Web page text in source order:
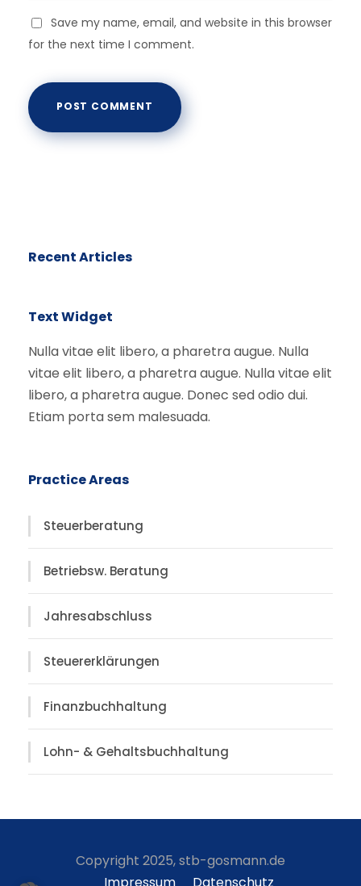
Save my name, email, and website in this browser
for the next time I comment.
t
v
e
:
Recent Articles
Text Widget
Nulla vitae elit libero, a pharetra augue. Nulla
vitae elit libero, a pharetra augue. Nulla vitae elit
libero, a pharetra augue. Donec sed odio dui.
Etiam porta sem malesuada.
Practice Areas
Steuerberatung
Betriebsw. Beratung
Jahresabschluss
Steuererklärungen
Finanzbuchhaltung
Lohn- & Gehaltsbuchhaltung
Copyright 2025, stb-gosmann.de